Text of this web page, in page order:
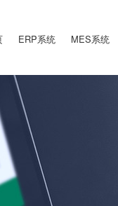
ERP系统 MES系统